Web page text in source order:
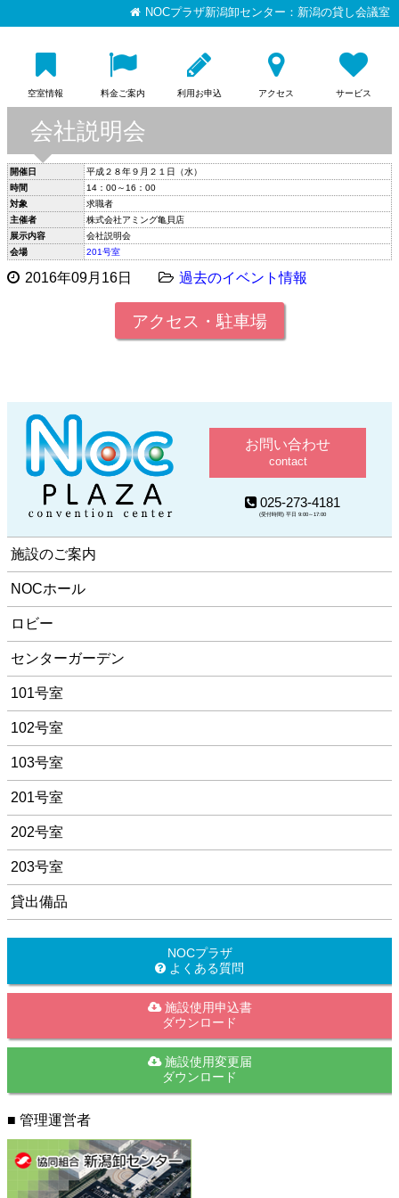
NOCプラザ新潟卸センター：新潟の貸し会議室
空室情報 料金ご案内 利用お申込 アクセス サービス
会社説明会
開催日
平成２８年９月２１日（水）
時間
14：00～16：00
対象
求職者
主催者
株式会社アミング亀貝店
展示内容
会社説明会
会場
201号室
2016年09月16日 過去のイベント情報
アクセス・駐車場
お問い合わせ
contact
025-273-4181
(受付時間) 平日 9:00～17:00
施設のご案内
NOCホール
ロビー
センターガーデン
101号室
102号室
103号室
201号室
202号室
203号室
貸出備品
NOCプラザ
よくある質問
施設使用申込書
ダウンロード
施設使用変更届
ダウンロード
■ 管理運営者